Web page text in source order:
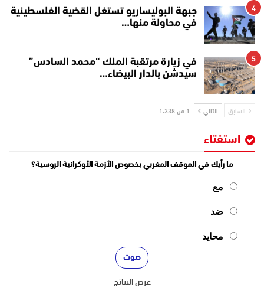
4
جبهة البوليساريو تستغل القضية الفلسطينية
في محاولة منها…
5
في زيارة مرتقبة الملك “محمد السادس”
سيدشن بالدار البيضاء…
السابق التالي 1 من 1٬338
استفتاء
ما رأيك في الموقف المغربي بخصوص الأزمة الأوكرانية الروسية؟
مع
ضد
محايد
عرض النتائج